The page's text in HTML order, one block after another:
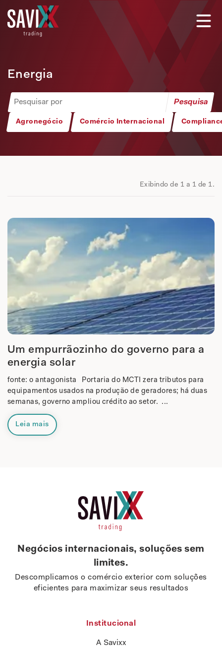
Energia
Agronegócio Comércio Internacional
Exibindo de 1 a 1 de 1.
Um empurrãozinho do governo para a
energia solar
fonte: o antagonista Portaria do MCTI zera tributos para
equipamentos usados na produção de geradores; há duas
semanas, governo ampliou crédito ao setor. ...
Leia mais
Negócios internacionais, soluções sem
limites.
Descomplicamos o comércio exterior com soluções
eficientes para maximizar seus resultados
Institucional
A Savixx